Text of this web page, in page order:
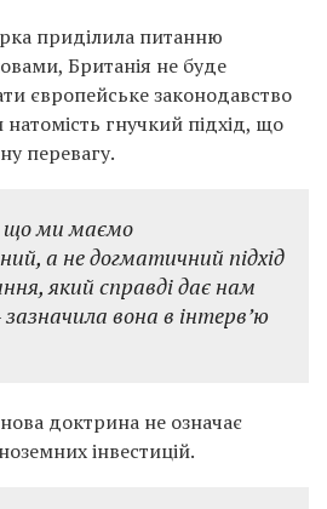
приділила питанню
Британія не буде
європейське законодавство
гнучкий підхід, що
перевагу.
що ми маємо
а не догматичний підхід
який справді дає нам
зазначила вона в інтерв’ю
доктрина не означає
інвестицій.